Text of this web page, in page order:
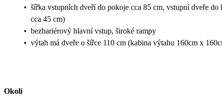
• šířka vstupních dveří do pokoje cca 85 cm, vstupní dveře
cca 45 cm)
• bezbariérový hlavní vstup, široké rampy
• výtah má dveře o šířce 110 cm (kabina výtahu 160cm x
Okolí